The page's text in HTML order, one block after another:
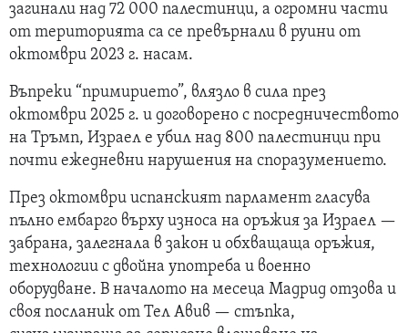
загинали над 72 000 палестинци, а огромни части
от територията са се превърнали в руини от
октомври 2023 г. насам.
Въпреки “примирието”, влязло в сила през
октомври 2025 г. и договорено с посредничеството
на Тръмп, Израел е убил над 800 палестинци при
почти ежедневни нарушения на споразумението.
През октомври испанският парламент гласува
пълно ембарго върху износа на оръжия за Израел —
забрана, залегнала в закон и обхващаща оръжия,
технологии с двойна употреба и военно
оборудване. В началото на месеца Мадрид отзова и
своя посланик от Тел Авив — стъпка,